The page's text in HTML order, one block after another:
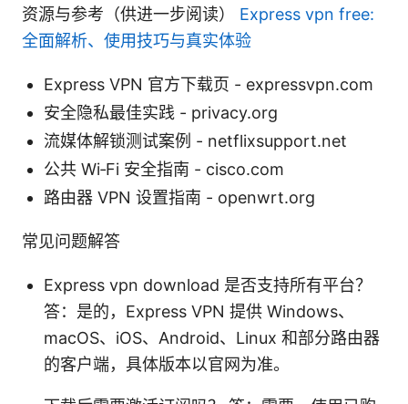
资源与参考（供进一步阅读） Express vpn free:
全面解析、使用技巧与真实体验
Express VPN 官方下载页 - expressvpn.com
安全隐私最佳实践 - privacy.org
流媒体解锁测试案例 - netflixsupport.net
公共 Wi‑Fi 安全指南 - cisco.com
路由器 VPN 设置指南 - openwrt.org
常见问题解答
Express vpn download 是否支持所有平台？
答：是的，Express VPN 提供 Windows、
macOS、iOS、Android、Linux 和部分路由器
的客户端，具体版本以官网为准。